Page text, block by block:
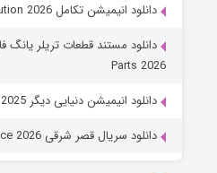
دانلود انیمیشن تکامل Evolution 2026
Parts 2026
دانلود انیمیشن دنیایی دیگر Another World 2025
دانلود سریال قصر شرقی The East Palace 2026